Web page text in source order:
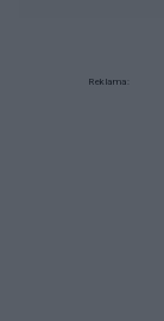
Reklama: